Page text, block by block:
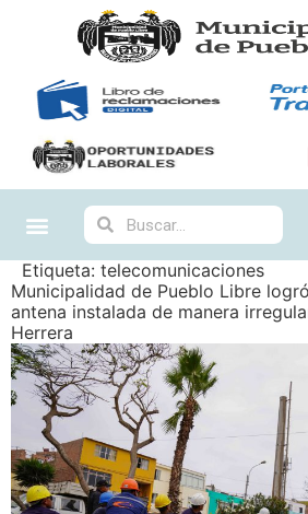
Etiqueta: telecomunicaciones
Municipalidad de Pueblo Libre
antena instalada de manera
Herrera